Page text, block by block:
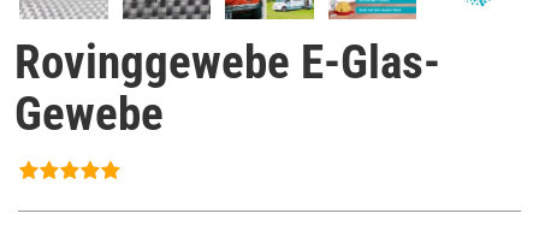
Rovinggewebe E-Glas-
Gewebe